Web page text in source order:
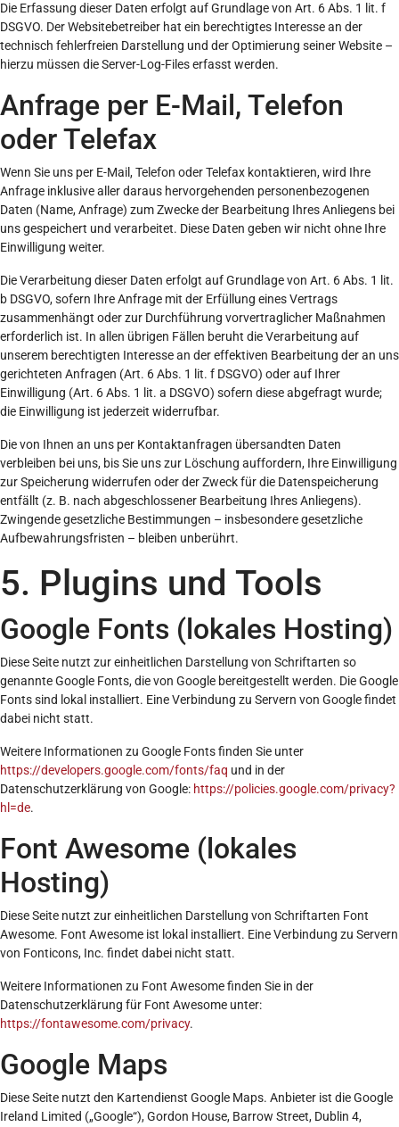
Die Erfassung dieser Daten erfolgt auf Grundlage von Art. 6 Abs. 1 lit. f
DSGVO. Der Websitebetreiber hat ein berechtigtes Interesse an der
technisch fehlerfreien Darstellung und der Optimierung seiner Website –
hierzu müssen die Server-Log-Files erfasst werden.
Anfrage per E-Mail, Telefon
oder Telefax
Wenn Sie uns per E-Mail, Telefon oder Telefax kontaktieren, wird Ihre
Anfrage inklusive aller daraus hervorgehenden personenbezogenen
Daten (Name, Anfrage) zum Zwecke der Bearbeitung Ihres Anliegens bei
uns gespeichert und verarbeitet. Diese Daten geben wir nicht ohne Ihre
Einwilligung weiter.
Die Verarbeitung dieser Daten erfolgt auf Grundlage von Art. 6 Abs. 1 lit.
b DSGVO, sofern Ihre Anfrage mit der Erfüllung eines Vertrags
zusammenhängt oder zur Durchführung vorvertraglicher Maßnahmen
erforderlich ist. In allen übrigen Fällen beruht die Verarbeitung auf
unserem berechtigten Interesse an der effektiven Bearbeitung der an uns
gerichteten Anfragen (Art. 6 Abs. 1 lit. f DSGVO) oder auf Ihrer
Einwilligung (Art. 6 Abs. 1 lit. a DSGVO) sofern diese abgefragt wurde;
die Einwilligung ist jederzeit widerrufbar.
Die von Ihnen an uns per Kontaktanfragen übersandten Daten
verbleiben bei uns, bis Sie uns zur Löschung auffordern, Ihre Einwilligung
zur Speicherung widerrufen oder der Zweck für die Datenspeicherung
entfällt (z. B. nach abgeschlossener Bearbeitung Ihres Anliegens).
Zwingende gesetzliche Bestimmungen – insbesondere gesetzliche
Aufbewahrungsfristen – bleiben unberührt.
5. Plugins und Tools
Google Fonts (lokales Hosting)
Diese Seite nutzt zur einheitlichen Darstellung von Schriftarten so
genannte Google Fonts, die von Google bereitgestellt werden. Die Google
Fonts sind lokal installiert. Eine Verbindung zu Servern von Google findet
dabei nicht statt.
Weitere Informationen zu Google Fonts finden Sie unter
https://developers.google.com/fonts/faq und in der
Datenschutzerklärung von Google: https://policies.google.com/privacy?
hl=de.
Font Awesome (lokales
Hosting)
Diese Seite nutzt zur einheitlichen Darstellung von Schriftarten Font
Awesome. Font Awesome ist lokal installiert. Eine Verbindung zu Servern
von Fonticons, Inc. findet dabei nicht statt.
Weitere Informationen zu Font Awesome finden Sie in der
Datenschutzerklärung für Font Awesome unter:
https://fontawesome.com/privacy.
Google Maps
Diese Seite nutzt den Kartendienst Google Maps. Anbieter ist die Google
Ireland Limited („Google“), Gordon House, Barrow Street, Dublin 4,